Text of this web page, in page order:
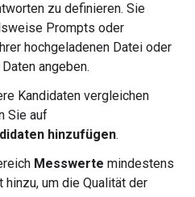
zu definieren. Sie
Prompts oder
hochgeladenen Datei oder
angeben.
Kandidaten vergleichen
Sie auf
hinzufügen.
Messwerte mindestens
um die Qualität der